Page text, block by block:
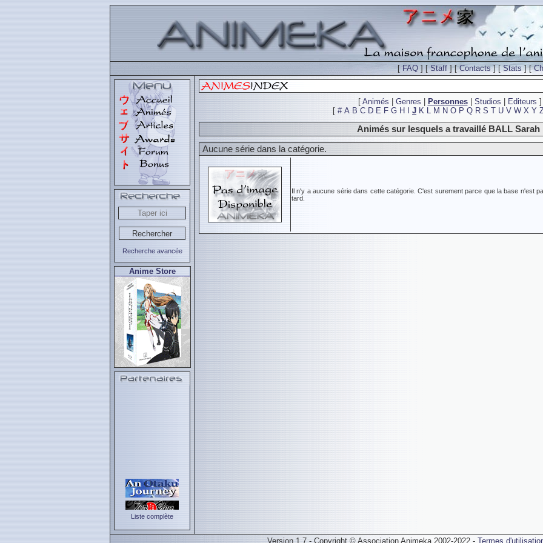
[FAQ ] [Staff ] [Contacts] [Stats] [
Recherche avancée
Anime Store
Liste complète
[ Animés Genres Personnes| Studios Editeurs ]
[ # A B C D E F G H J K L M N O P Q R S T U V W X Y
Animés sur lesquels a travaillé BALL Sarah
Aucune série dans la catégorie.
Il n'y a aucune série dans cette catégorie. C'est surement parce que la base n'est
tard.
Version 1.7 - Copyright © Association Animeka 2002-2022 - Termes